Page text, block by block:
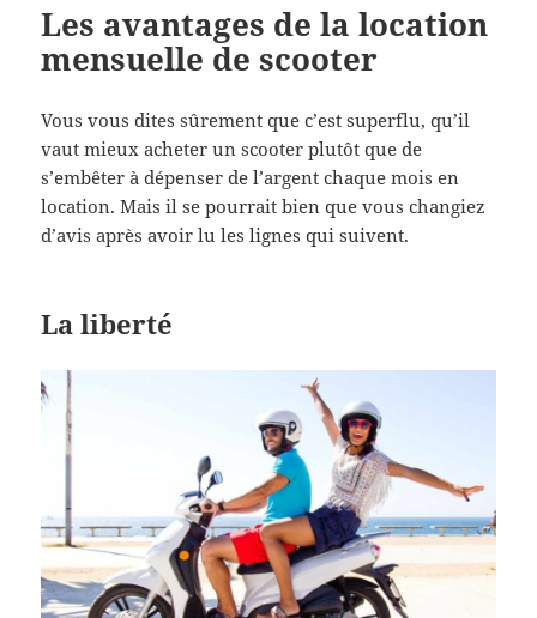
Les avantages de la location
mensuelle de scooter
Vous vous dites sûrement que c’est superflu, qu’il
vaut mieux acheter un scooter plutôt que de
s’embêter à dépenser de l’argent chaque mois en
location. Mais il se pourrait bien que vous changiez
d’avis après avoir lu les lignes qui suivent.
La liberté